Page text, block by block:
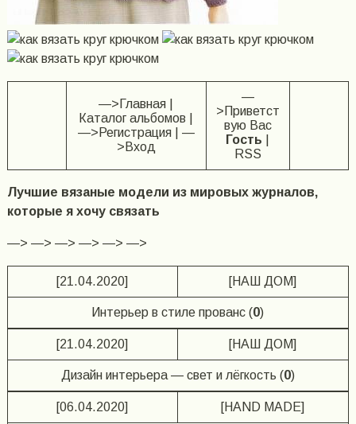
—>Главная |
Каталог альбомов |
—>Регистрация | —
>Вход
—
>Приветст
вую Вас
Гость
RSS
Лучшие вязаные модели из мировых журналов,
которые я хочу связать
—> —> —> —> —> —>
[21.04.2020] [НАШ ДОМ]
Интерьер в стиле прованс (0)
[21.04.2020] [НАШ ДОМ]
Дизайн интерьера — свет и лёгкость (0)
[06.04.2020] [HAND MADE]